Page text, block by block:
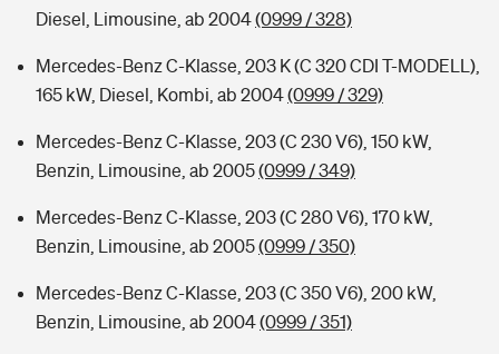
Diesel, Limousine, ab 2004(0999 / 328)
Mercedes-Benz C-Klasse, 203 K (C 320 CDI T-MODELL),
165 kW, Diesel, Kombi, ab 2004(0999 / 329)
Mercedes-Benz C-Klasse, 203 (C 230 V6), 150 kW,
Benzin, Limousine, ab 2005(0999 / 349)
Mercedes-Benz C-Klasse, 203 (C 280 V6), 170 kW,
Benzin, Limousine, ab 2005(0999 / 350)
Mercedes-Benz C-Klasse, 203 (C 350 V6), 200 kW,
Benzin, Limousine, ab 2004(0999 / 351)